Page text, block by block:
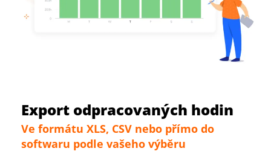
Export odpracovaných hodin
Ve formátu XLS, CSV nebo přímo do
softwaru podle vašeho výběru